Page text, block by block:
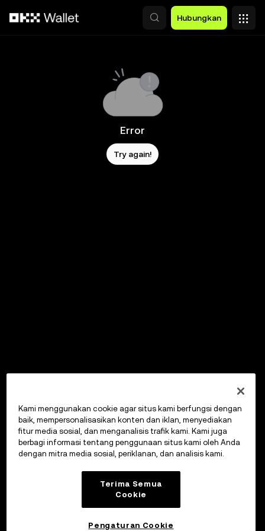
Hubungkan
Error
Try again!
Kami menggunakan cookie agar situs kami berfungsi dengan
baik, mempersonalisasikan konten dan iklan, menyediakan
fitur media sosial, dan menganalisis trafik kami. Kami juga
berbagi informasi tentang penggunaan situs kami oleh Anda
dengan mitra media sosial, periklanan, dan analisis kami.
Terima Semua
Cookie
Pengaturan Cookie